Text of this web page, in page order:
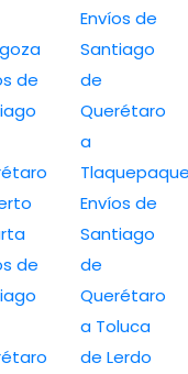
de
de
Envíos de
Santiago
de
Querétaro
a
Envíos de
Santiago
de
Querétaro
a Toluca
de Lerdo